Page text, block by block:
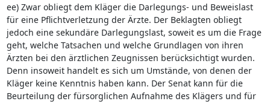
ee) Zwar obliegt dem Kläger die Darlegungs- und Beweislast
für eine Pflichtverletzung der Ärzte. Der Beklagten obliegt
jedoch eine sekundäre Darlegungslast, soweit es um die Frage
geht, welche Tatsachen und welche Grundlagen von ihren
Ärzten bei den ärztlichen Zeugnissen berücksichtigt wurden.
Denn insoweit handelt es sich um Umstände, von denen der
Kläger keine Kenntnis haben kann. Der Senat kann für die
Beurteilung der fürsorglichen Aufnahme des Klägers und für